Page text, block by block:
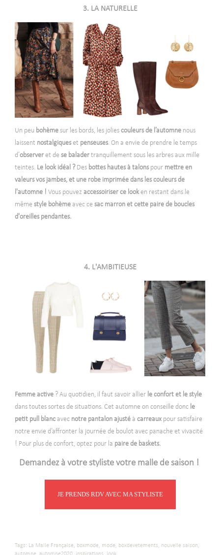
3. LA NATURELLE
Un peu bohème sur les bords, les jolies couleurs de l’automne nous
laissent nostalgiqueset penseuses. On a envie de prendre le temps
d’observer et de se balader tranquillement sous les arbres aux mille
teintes. Le look idéal ? Des bottes hautes à talons pour mettre en
valeurs vos jambes, et une robe imprimée dans les couleurs de
l'automne ! Vous pouvez accessoiriser ce looken restant dans le
même style bohème avec ce sac marron et cette paire de boucles
d'oreilles pendantes.
4. L'AMBITIEUSE
Femme active ? Au quotidien, il faut savoir allier le confort et le style
dans toutes sortes de situations. Cet automne on conseille donc le
petit pull blanc avec notre pantalon ajusté à carreaux pour satisfaire
notre envie d’affronter la journée de boulot avec panache et vivacité
! Pour plus de confort, optez pour la paire de baskets.
Demandez à votre styliste votre malle de saison !
JE PRENDS RDV AVEC MA STYLISTE
Tags: La Malle Française, boxmode, mode, boxdevetements, nouvelle saison,
automne,
automne2020, inspirations, look,